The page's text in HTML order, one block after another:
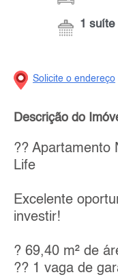
1 suíte
Solicite o endereço
Descrição do
?? Apartamento
Life
Excelente
investir!
? 69,40 m² de
?? 1 vaga de